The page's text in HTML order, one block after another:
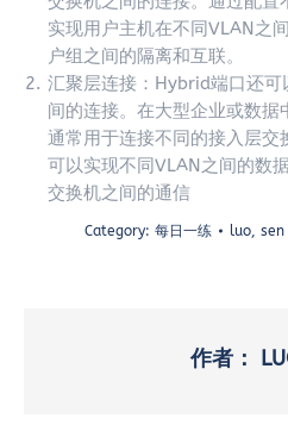
实现用户主机在不同VLAN之
户组之间的隔离和互联。
汇聚层连接：Hybrid端口还可
间的连接。在大型企业或数
通常用于连接不同的接入层
可以实现不同VLAN之间的数
交换机之间的通信
Category: 每日一练 luo, sen
作者：